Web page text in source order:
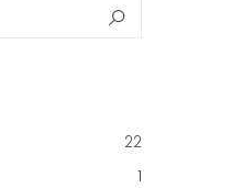
Ara
22
1